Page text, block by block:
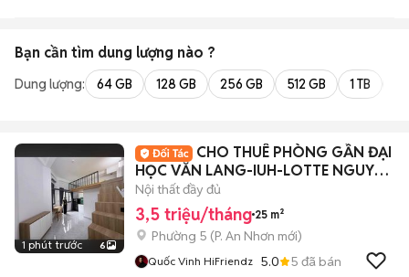
Bạn cần tìm dung lượng nào ?
Dung lượng: 64 GB 128 GB 256 GB 512 GB 1 TB
1 phút trước 6
CHO THUÊ PHÒNG GẦN ĐẠI
HỌC VĂN LANG-IUH-LOTTE NGUYỄN
VĂN LƯỢNG
Nội thất đầy đủ
3,5 triệu/tháng 25 m²
Phường 5 (P. An Nhơn mới)
Quốc Vinh HiFriendz 5.0 5 đã bán